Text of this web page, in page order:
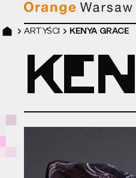
ARTYŚCI KENYA GRACE